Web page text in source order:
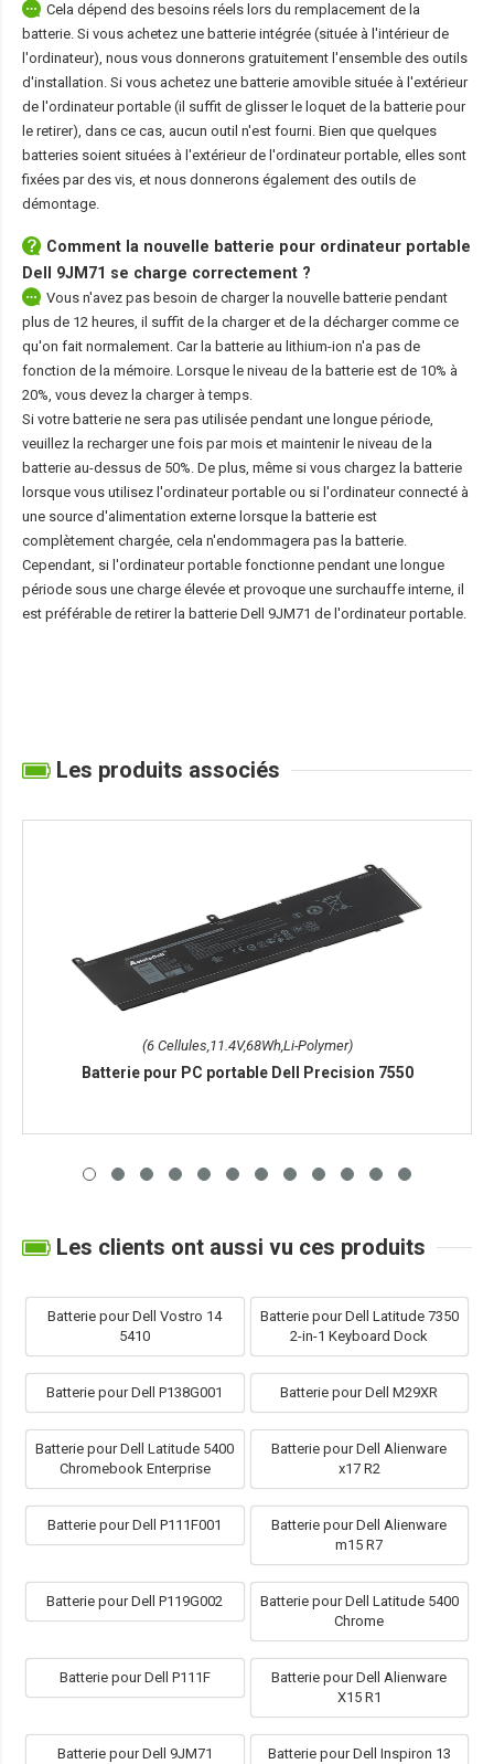
Cela dépend des besoins réels lors du remplacement de la
batterie. Si vous achetez une batterie intégrée (située à l'intérieur de
l'ordinateur), nous vous donnerons gratuitement l'ensemble des outils
d'installation. Si vous achetez une batterie amovible située à l'extérieur
de l'ordinateur portable (il suffit de glisser le loquet de la batterie pour
le retirer), dans ce cas, aucun outil n'est fourni. Bien que quelques
batteries soient situées à l'extérieur de l'ordinateur portable, elles sont
fixées par des vis, et nous donnerons également des outils de
démontage.
Comment la nouvelle batterie pour ordinateur portable
Dell 9JM71 se charge correctement ?
Vous n'avez pas besoin de charger la nouvelle batterie pendant
plus de 12 heures, il suffit de la charger et de la décharger comme ce
qu'on fait normalement. Car la batterie au lithium-ion n'a pas de
fonction de la mémoire. Lorsque le niveau de la batterie est de 10% à
20%, vous devez la charger à temps.
Si votre batterie ne sera pas utilisée pendant une longue période,
veuillez la recharger une fois par mois et maintenir le niveau de la
batterie au-dessus de 50%. De plus, même si vous chargez la batterie
lorsque vous utilisez l'ordinateur portable ou si l'ordinateur connecté à
une source d'alimentation externe lorsque la batterie est
complètement chargée, cela n'endommagera pas la batterie.
Cependant, si l'ordinateur portable fonctionne pendant une longue
période sous une charge élevée et provoque une surchauffe interne, il
est préférable de retirer la batterie Dell 9JM71 de l'ordinateur portable.
Les produits associés
(6 Cellules,11.4V,68Wh,Li-Polymer)
Batterie pour PC portable Dell Precision 7550
Les clients ont aussi vu ces produits
Batterie pour Dell Vostro 14
5410
Batterie pour Dell Latitude 7350
2-in-1 Keyboard Dock
Batterie pour Dell P138G001 Batterie pour Dell M29XR
Batterie pour Dell Latitude 5400
Chromebook Enterprise
Batterie pour Dell Alienware
x17 R2
Batterie pour Dell P111F001
Batterie pour Dell Alienware
m15 R7
Batterie pour Dell P119G002
Batterie pour Dell Latitude 5400
Chrome
Batterie pour Dell P111F
Batterie pour Dell Alienware
X15 R1
Batterie pour Dell 9JM71
Batterie pour Dell Inspiron 13